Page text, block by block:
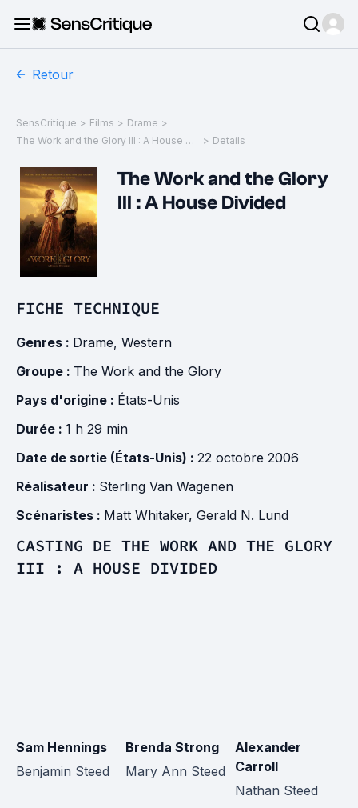
Retour
SensCritique > Films > Drame >
The Work and the Glory III : A House Divided
> Details
The Work and the Glory
III : A House Divided
FICHE TECHNIQUE
Genres : Drame, Western
Groupe : The Work and the Glory
Pays d'origine : États-Unis
Durée : 1 h 29 min
Date de sortie (États-Unis) : 22 octobre 2006
Réalisateur : Sterling Van Wagenen
Scénaristes : Matt Whitaker, Gerald N. Lund
CASTING DE THE WORK AND THE GLORY
III : A HOUSE DIVIDED
Sam Hennings
Benjamin Steed
Brenda Strong
Mary Ann Steed
Alexander
Carroll
Nathan Steed